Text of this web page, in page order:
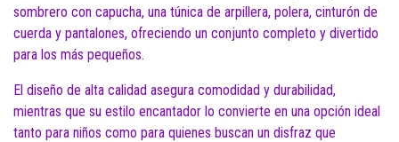
sombrero con capucha, una túnica de arpillera, polera, cinturón de
cuerda y pantalones, ofreciendo un conjunto completo y divertido
para los más pequeños.
El diseño de alta calidad asegura comodidad y durabilidad,
mientras que su estilo encantador lo convierte en una opción ideal
tanto para niños como para quienes buscan un disfraz que